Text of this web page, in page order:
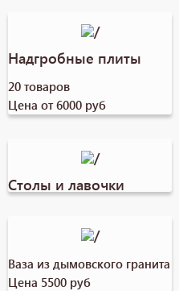
Надгробные плиты
20 товаров
Цена от 6000 руб
Столы и лавочки
Ваза из дымовского гранита
Цена 5500 руб